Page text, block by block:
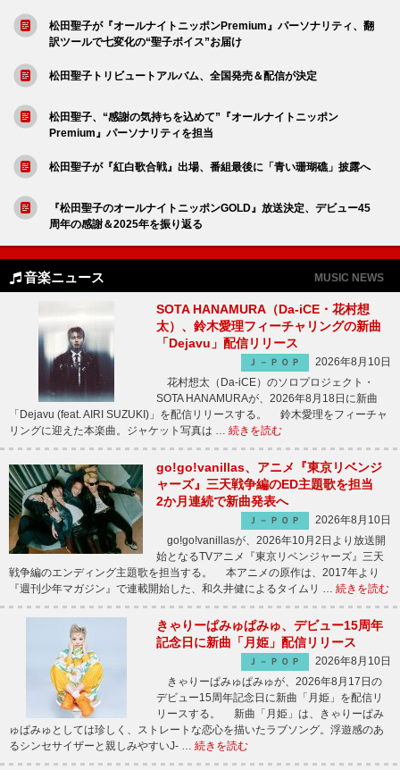
松田聖子が『オールナイトニッポンPremium』パーソナリティ、翻
訳ツールで七変化の“聖子ボイス”お届け
松田聖子トリビュートアルバム、全国発売＆配信が決定
松田聖子、“感謝の気持ちを込めて”『オールナイトニッポン
Premium』パーソナリティを担当
松田聖子が『紅白歌合戦』出場、番組最後に「青い珊瑚礁」披露へ
『松田聖子のオールナイトニッポンGOLD』放送決定、デビュー45
周年の感謝＆2025年を振り返る
音楽ニュース MUSIC NEWS
SOTA HANAMURA（Da-iCE・花村想
太）、鈴木愛理フィーチャリングの新曲
「Dejavu」配信リリース
Ｊ－ＰＯＰ
2026年8月10日
花村想太（Da-iCE）のソロプロジェクト・
SOTA HANAMURAが、2026年8月18日に新曲
「Dejavu (feat. AIRI SUZUKI)」を配信リリースする。 鈴木愛理をフィーチャ
リングに迎えた本楽曲。ジャケット写真は … 続きを読む
go!go!vanillas、アニメ『東京リベンジ
ャーズ』三天戦争編のED主題歌を担当
2か月連続で新曲発表へ
Ｊ－ＰＯＰ
2026年8月10日
go!go!vanillasが、2026年10月2日より放送開
始となるTVアニメ『東京リベンジャーズ』三天
戦争編のエンディング主題歌を担当する。 本アニメの原作は、2017年より
『週刊少年マガジン』で連載開始した、和久井健によるタイムリ … 続きを読む
きゃりーぱみゅぱみゅ、デビュー15周年
記念日に新曲「月姫」配信リリース
Ｊ－ＰＯＰ
2026年8月10日
きゃりーぱみゅぱみゅが、2026年8月17日の
デビュー15周年記念日に新曲「月姫」を配信リ
リースする。 新曲「月姫」は、きゃりーぱみ
ゅぱみゅとしては珍しく、ストレートな恋心を描いたラブソング。浮遊感のあ
るシンセサイザーと親しみやすいJ- … 続きを読む